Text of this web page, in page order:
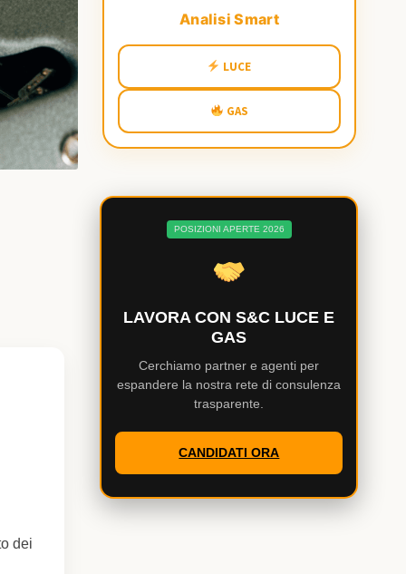
dei
Analisi Smart
LUCE
GAS
POSIZIONI APERTE 2026
LAVORA CON S&C LUCE E
GAS
Cerchiamo partner e agenti per
espandere la nostra rete di consulenza
trasparente.
CANDIDATI ORA